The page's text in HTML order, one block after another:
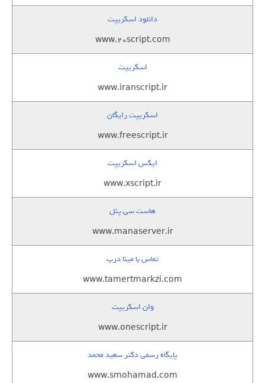
دانلود اسکریپت
www.20script.com
اسکریپت
www.iranscript.ir
اسکریپت رایگان
www.freescript.ir
ایکس اسکریپت
www.xscript.ir
هاست سی پنل
www.manaserver.ir
تماس با مینا درب
www.tamertmarkzi.com
وان اسکریپت
www.onescript.ir
پایگاه رسمی دکتر سعید محمد
www.smohamad.com